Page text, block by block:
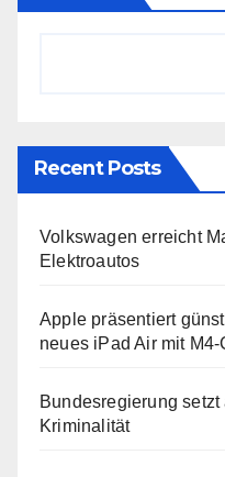
Recent Posts
Volkswagen erreicht
Elektroautos
Apple präsentiert
neues iPad Air mit M4-
Bundesregierung
Kriminalität